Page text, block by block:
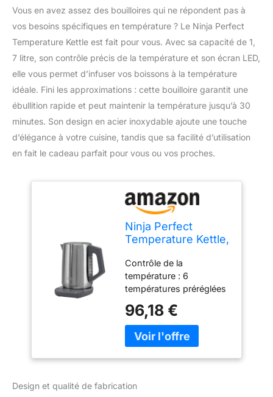
Vous en avez assez des bouilloires qui ne répondent pas à
vos besoins spécifiques en température ? Le Ninja Perfect
Temperature Kettle est fait pour vous. Avec sa capacité de 1,
7 litre, son contrôle précis de la température et son écran LED,
elle vous permet d’infuser vos boissons à la température
idéale. Fini les approximations : cette bouilloire garantit une
ébullition rapide et peut maintenir la température jusqu’à 30
minutes. Son design en acier inoxydable ajoute une touche
d’élégance à votre cuisine, tandis que sa facilité d’utilisation
en fait le cadeau parfait pour vous ou vos proches.
Ninja Perfect
Temperature Kettle,
Temperature
Control, LED
Display, Easy to Use
Kettle with Rapid
Boil, Temperature
Hold for Up to 30
Minutes, Gift for
her/him, Stainless
Contrôle de la
température : 6
températures préréglées
par simple pression d'un
bouton, ou ajustez la
température avec des
température en temps
96,18 €
Design et qualité de fabrication